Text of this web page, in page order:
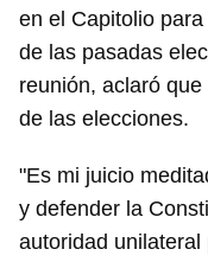
en el Capitolio
de las pasadas
reunión, aclaró
de las elecciones.
"Es mi juicio
y defender la
autoridad